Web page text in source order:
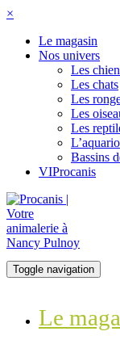
×
Le magasin
Nos univers
Les
Les chats
Les
Les
Les
Bassins
VIProcanis
Toggle navigation
Le